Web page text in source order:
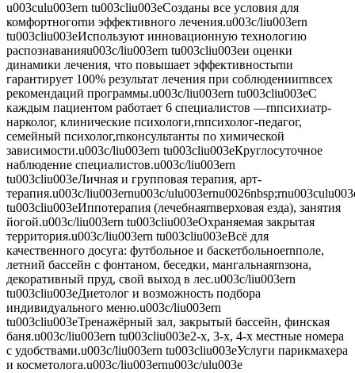
u003culu003ern tu003cliu003eСозданы все условия для
комфортногоrnи эффективного лечения.u003c/liu003ern
tu003cliu003eИспользуют инновационную технологию
распознаванияu003c/liu003ern tu003cliu003eи оценки
динамики лечения, что повышает эффективностьrnи
гарантирует 100% результат лечения при соблюденииrnвсех
рекомендаций программы.u003c/liu003ern tu003cliu003eС
каждым пациентом работает 6 специалистов —rnпсихиатр-
нарколог, клинические психологи,rnпсихолог-педагог,
семейный психолог,rnконсультанты по химической
зависимости.u003c/liu003ern tu003cliu003eКруглосуточное
наблюдение специалистов.u003c/liu003ern
tu003cliu003eЛичная и групповая терапия, арт-
терапия.u003c/liu003ernu003c/
tu003cliu003eИппотерапия (лечебнаяrnверховая езда), занятия
йогой.u003c/liu003ern tu003cliu003eОхраняемая закрытая
территория.u003c/liu003ern tu003cliu003eВсё для
качественного досуга: футбольное и баскетбольноеrnполе,
летний бассейн с фонтаном, беседки, мангальнаяrnзона,
декоративный пруд, свой выход в лес.u003c/liu003ern
tu003cliu003eДиетолог и возможность подбора
индивидуального меню.u003c/liu003ern
tu003cliu003eТренажёрный зал, закрытый бассейн, финская
баня.u003c/liu003ern tu003cliu003e2-х, 3-х, 4-х местные номера
с удобствами.u003c/liu003ern tu003cliu003eУслуги парикмахера
и косметолога.u003c/liu003ernu003c/ulu003e